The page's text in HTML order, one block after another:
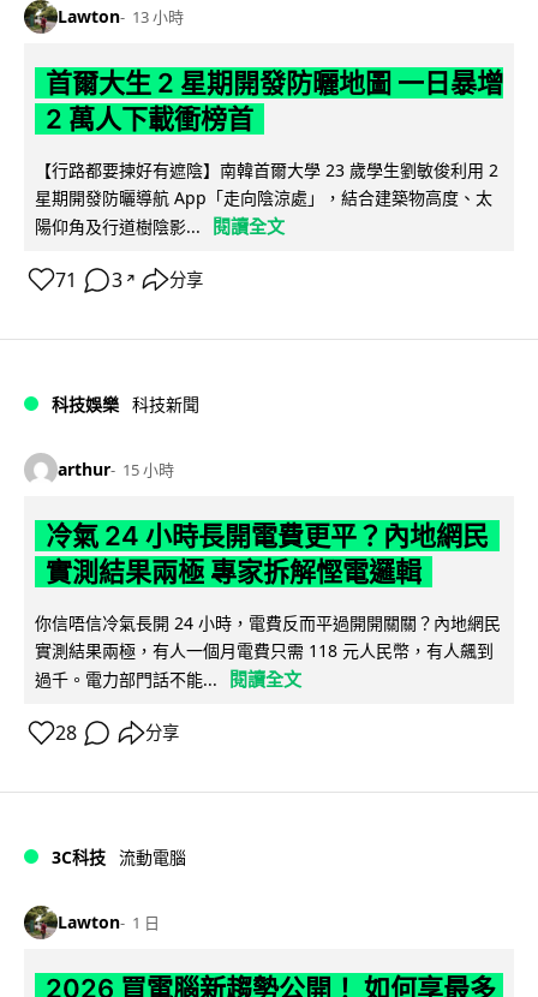
Lawton 13 小時
首爾大生 2 星期開發防曬地圖 一日暴增
2 萬人下載衝榜首
【行路都要揀好有遮陰】南韓首爾大學 23 歲學生劉敏俊利用 2
星期開發防曬導航 App「走向陰涼處」，結合建築物高度、太
陽仰角及行道樹陰影...
閱讀全文
71 3 ↗ 分享
科技娛樂 科技新聞
arthur 15 小時
冷氣 24 小時長開電費更平？內地網民
實測結果兩極 專家拆解慳電邏輯
你信唔信冷氣長開 24 小時，電費反而平過開開關關？內地網民
實測結果兩極，有人一個月電費只需 118 元人民幣，有人飆到
過千。電力部門話不能...
閱讀全文
28 分享
3C科技 流動電腦
Lawton 1 日
2026 買電腦新趨勢公開！ 如何享最多